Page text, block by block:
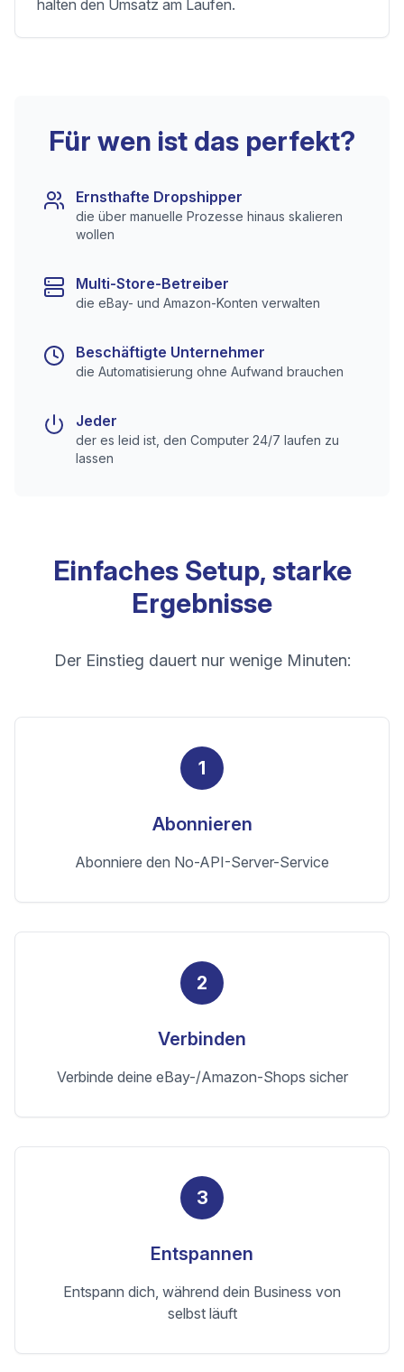
halten den Umsatz am Laufen.
Für wen ist das perfekt?
Ernsthafte Dropshipper
die über manuelle Prozesse hinaus skalieren
wollen
Multi-Store-Betreiber
die eBay- und Amazon-Konten verwalten
Beschäftigte Unternehmer
die Automatisierung ohne Aufwand brauchen
Jeder
der es leid ist, den Computer 24/7 laufen zu
lassen
Einfaches Setup, starke
Ergebnisse
Der Einstieg dauert nur wenige Minuten:
1
Abonnieren
Abonniere den No-API-Server-Service
2
Verbinden
Verbinde deine eBay-/Amazon-Shops sicher
3
Entspannen
Entspann dich, während dein Business von
selbst läuft